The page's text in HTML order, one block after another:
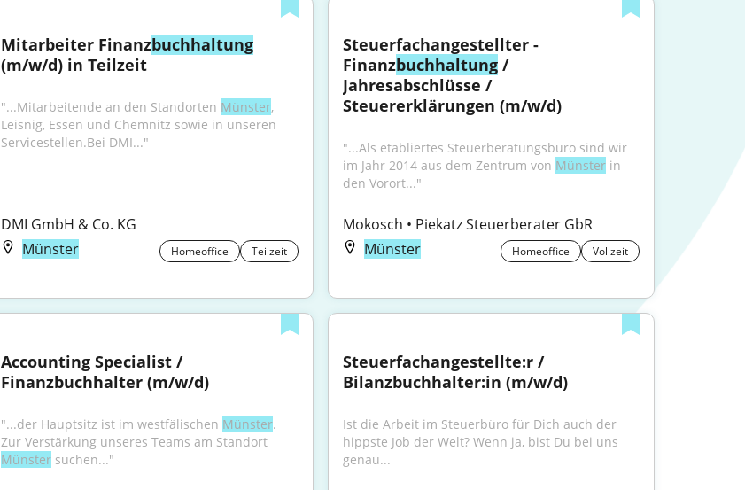
Mitarbeiter Finanzbuchhaltung
(m/w/d) in Teilzeit
"...Mitarbeitende an den Standorten Münster,
Leisnig, Essen und Chemnitz sowie in unseren
Servicestellen.Bei DMI..."
DMI GmbH & Co. KG
Münster
Homeoffice Teilzeit
Steuerfachangestellter -
Finanzbuchhaltung /
Jahresabschlüsse /
Steuererklärungen (m/w/d)
"...Als etabliertes Steuerberatungsbüro sind wir
im Jahr 2014 aus dem Zentrum von Münster in
den Vorort..."
Mokosch • Piekatz Steuerberater GbR
Münster
Homeoffice Vollzeit
Accounting Specialist /
Finanzbuchhalter (m/w/d)
"...der Hauptsitz ist im westfälischen Münster.
Münster suchen..."
Steuerfachangestellte:r /
Bilanzbuchhalter:in (m/w/d)
Ist die Arbeit im Steuerbüro für Dich auch der
hippste Job der Welt? Wenn ja, bist Du bei uns
genau...